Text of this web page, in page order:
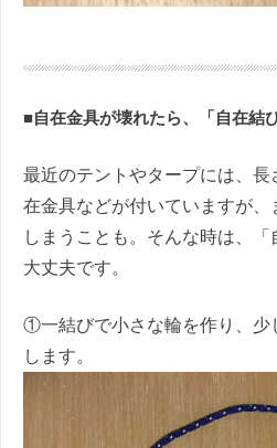
■自在金具が壊れたら、「自在結
最近のテントやタープには、長
在金具などが付いていますが、
しまうことも。そんな時は、
大丈夫です。
①一結びで小さな輪を作り、少
します。